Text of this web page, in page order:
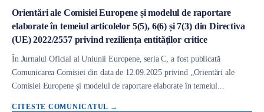
Orientări ale Comisiei Europene și modelul de raportare
elaborate în temeiul articolelor 5(5), 6(6) și 7(3) din Directiva
(UE) 2022/2557 privind reziliența entităților critice
Conținut
În Jurnalul Oficial al Uniunii Europene, seria C, a fost publicată
Comunicarea Comisiei din data de 12.09.2025 privind „Orientări ale
Comisiei Europene și modelul de raportare elaborate în temeiul...
CITESTE COMUNICATUL →